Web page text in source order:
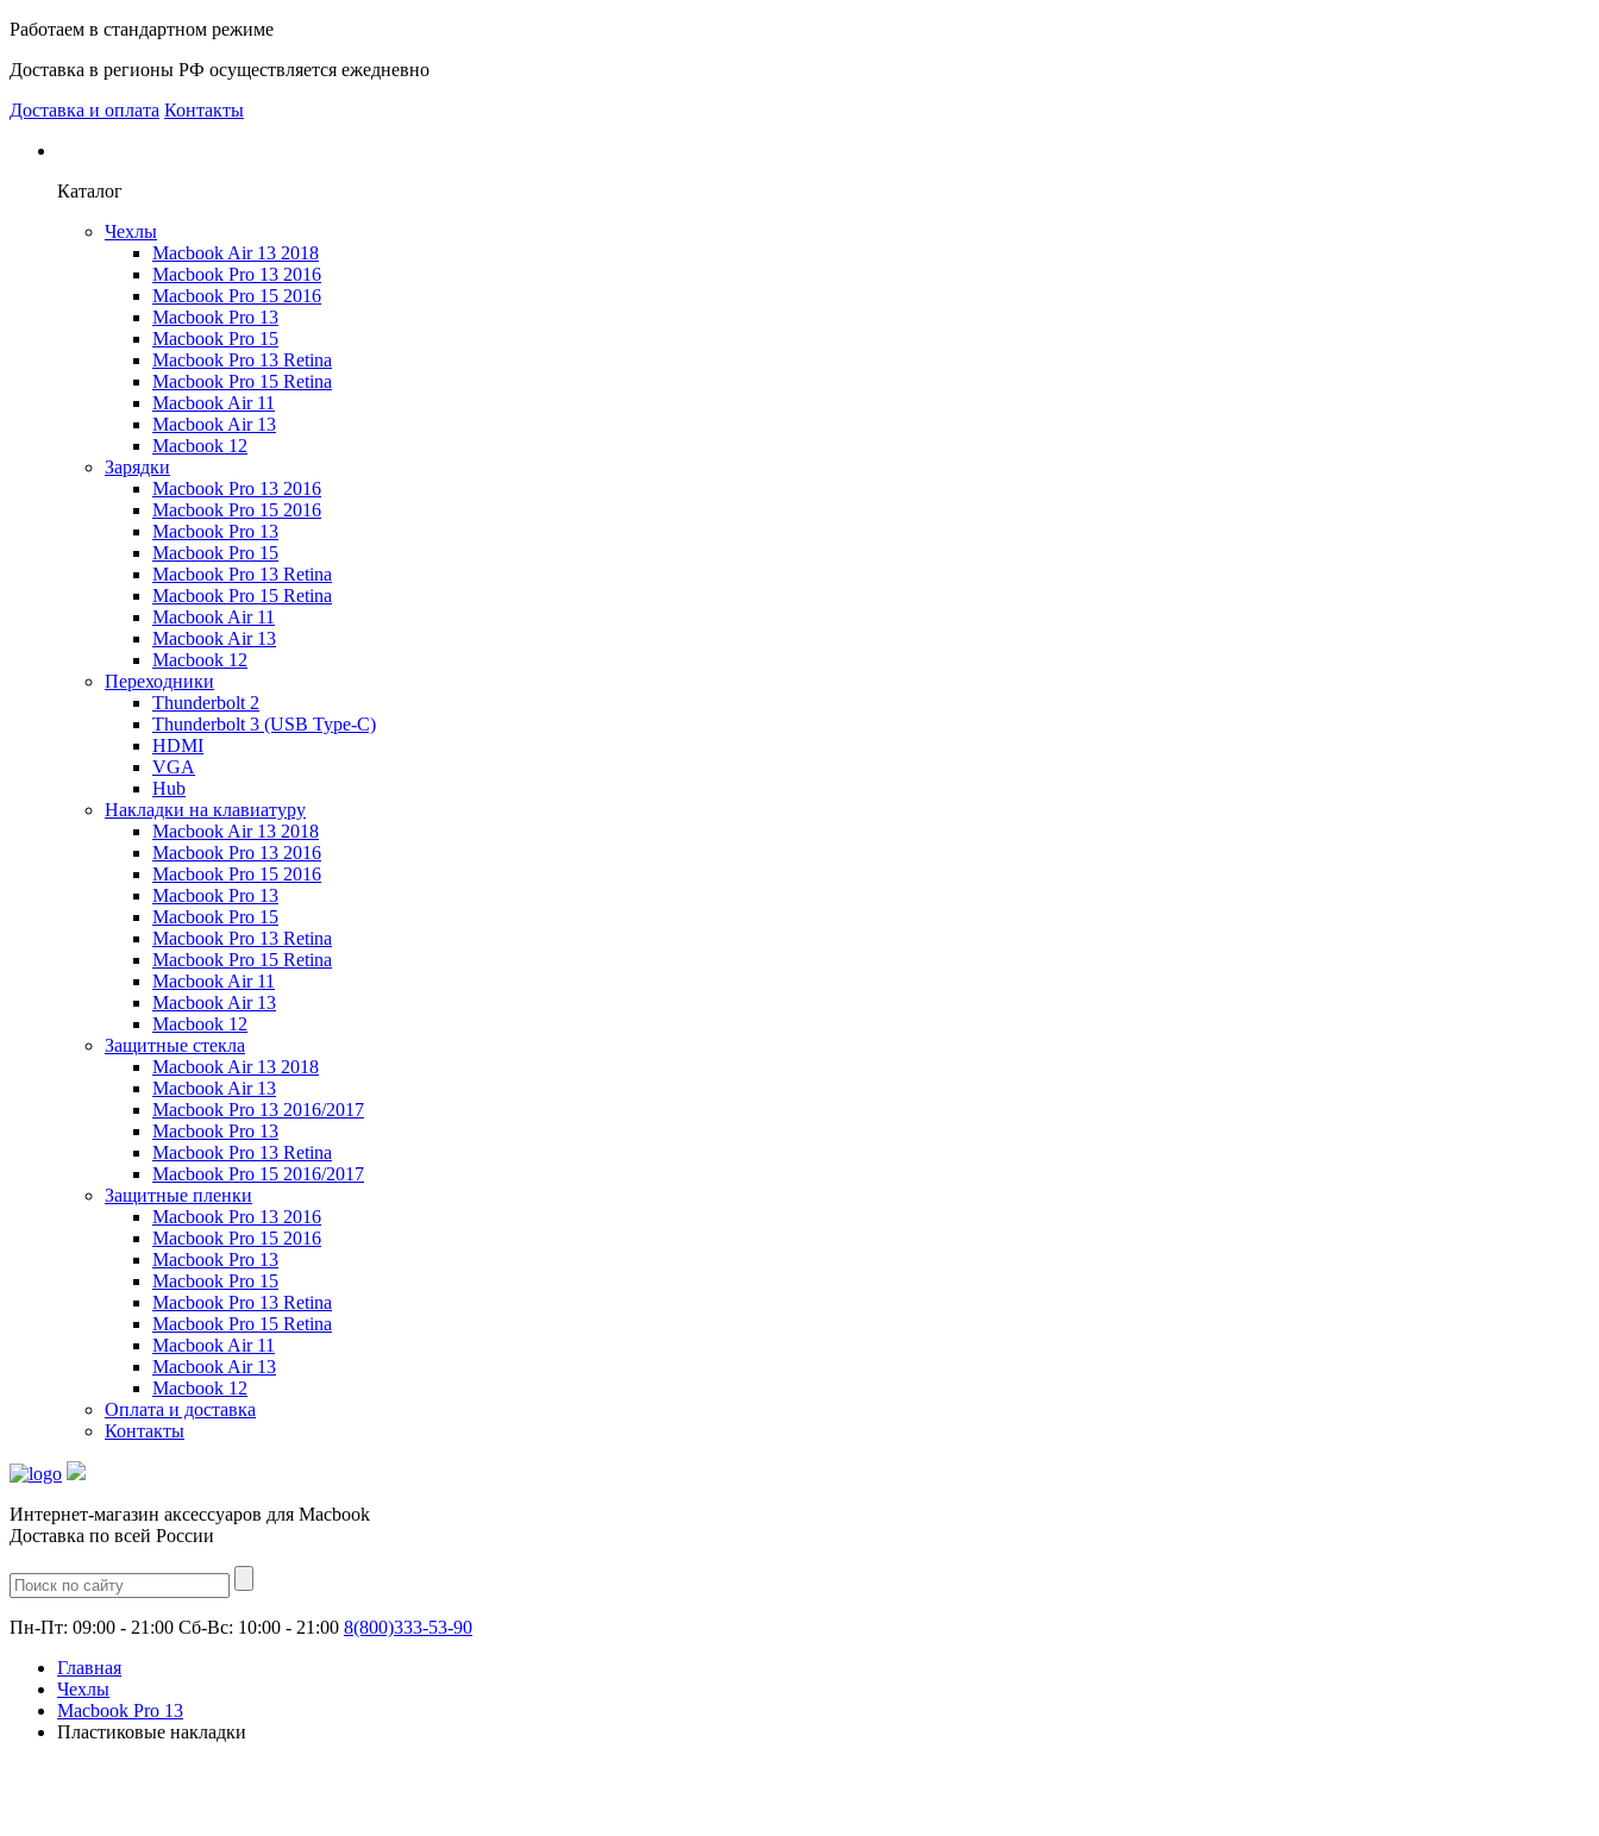
Работаем в стандартном режиме
Доставка в регионы РФ осуществляется ежедневно
Доставка и оплата Контакты
Каталог
Чехлы
Macbook Air 13 2018
Macbook Pro 13 2016
Macbook Pro 15 2016
Macbook Pro 13
Macbook Pro 15
Macbook Pro 13 Retina
Macbook Pro 15 Retina
Macbook Air 11
Macbook Air 13
Macbook 12
Зарядки
Macbook Pro 13 2016
Macbook Pro 15 2016
Macbook Pro 13
Macbook Pro 15
Macbook Pro 13 Retina
Macbook Pro 15 Retina
Macbook Air 11
Macbook Air 13
Macbook 12
Переходники
Thunderbolt 2
Thunderbolt 3 (USB Type-C)
HDMI
VGA
Hub
Накладки на клавиатуру
Macbook Air 13 2018
Macbook Pro 13 2016
Macbook Pro 15 2016
Macbook Pro 13
Macbook Pro 15
Macbook Pro 13 Retina
Macbook Pro 15 Retina
Macbook Air 11
Macbook Air 13
Macbook 12
Защитные стекла
Macbook Air 13 2018
Macbook Air 13
Macbook Pro 13 2016/2017
Macbook Pro 13
Macbook Pro 13 Retina
Macbook Pro 15 2016/2017
Защитные пленки
Macbook Pro 13 2016
Macbook Pro 15 2016
Macbook Pro 13
Macbook Pro 15
Macbook Pro 13 Retina
Macbook Pro 15 Retina
Macbook Air 11
Macbook Air 13
Macbook 12
Оплата и доставка
Контакты
Интернет-магазин аксессуаров для Macbook
Доставка по всей России
Пн-Пт: 09:00 - 21:00 Сб-Вс: 10:00 - 21:00 8(800)333-53-90
Главная
Чехлы
Macbook Pro 13
Пластиковые накладки